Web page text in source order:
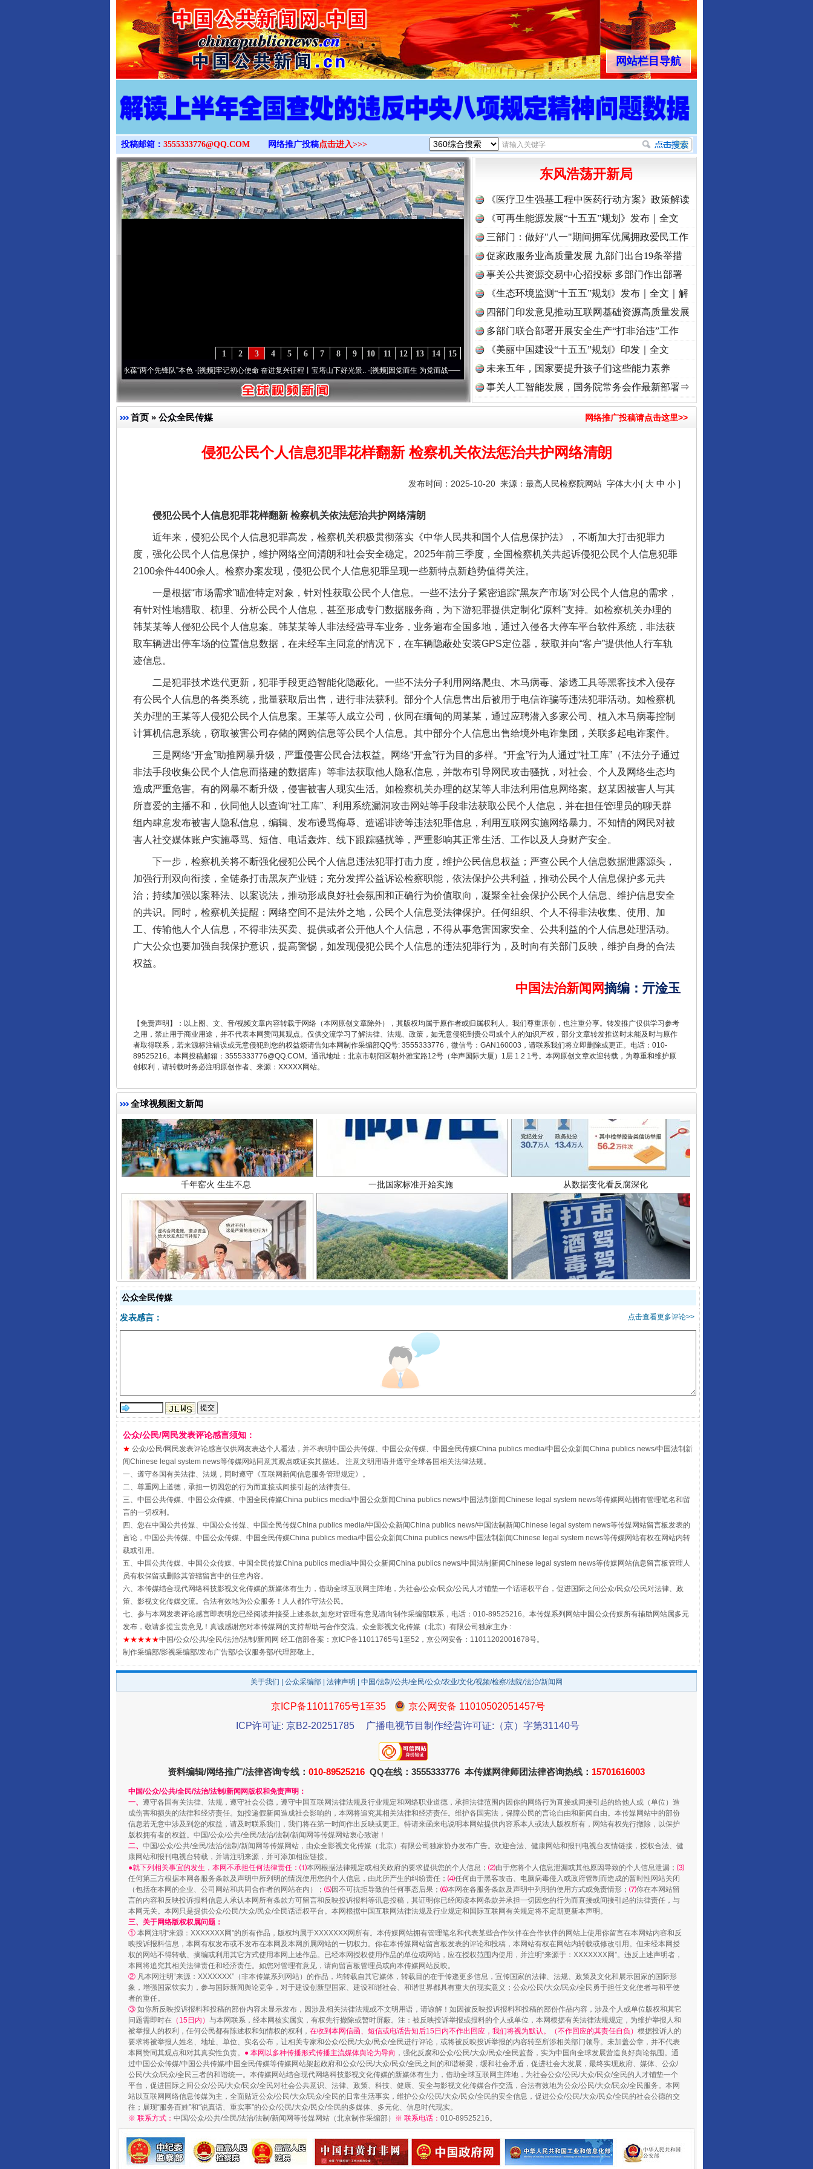
>
网站栏目导航
投稿邮箱： 3555333776@QQ.COM 网络推广投稿点击进入>>>
15
14
13
12
11
10
9
8
7
6
5
4
3
2
1
永葆“两个先锋队”本色·[视频]牢记初心使命 奋进复兴征程丨宝塔山下好光景..·[视频]因党而生 为党而战——百年“纪”事⑧加强纪律..·[视频] 牢记初心使命 奋进复兴征程丨“转折之城”激荡..
东风浩荡开新局
《医疗卫生强基工程中医药行动方案》政策解读
《可再生能源发展“十五五”规划》发布｜全文
三部门：做好"八一"期间拥军优属拥政爱民工作
促家政服务业高质量发展 九部门出台19条举措
事关公共资源交易中心招投标 多部门作出部署
《生态环境监测“十五五”规划》发布｜全文｜解
读
四部门印发意见推动互联网基础资源高质量发展
多部门联合部署开展安全生产“打非治违”工作
《美丽中国建设“十五五”规划》印发｜全文
未来五年，国家要提升孩子们这些能力素养
事关人工智能发展，国务院常务会作最新部署⇒
首页 » 公众全民传媒 网络推广投稿请点击这里>>
侵犯公民个人信息犯罪花样翻新 检察机关依法惩治共护网络清朗
发布时间：2025-10-20 来源： 最高人民检察院网站 字体大小[ 大 中 小 ]
侵犯公民个人信息犯罪花样翻新 检察机关依法惩治共护网络清朗
近年来，侵犯公民个人信息犯罪高发，检察机关积极贯彻落实《中华人民共和国个人信息保护法》，不断加大打击犯罪力
度，强化公民个人信息保护，维护网络空间清朗和社会安全稳定。2025年前三季度，全国检察机关共起诉侵犯公民个人信息犯罪
2100余件4400余人。检察办案发现，侵犯公民个人信息犯罪呈现一些新特点新趋势值得关注。
一是根据“市场需求”瞄准特定对象，针对性获取公民个人信息。一些不法分子紧密追踪“黑灰产市场”对公民个人信息的需求，
有针对性地猎取、梳理、分析公民个人信息，甚至形成专门数据服务商，为下游犯罪提供定制化“原料”支持。如检察机关办理的
韩某某等人侵犯公民个人信息案。韩某某等人非法经营寻车业务，业务遍布全国多地，通过入侵各大停车平台软件系统，非法获
取车辆进出停车场的位置信息数据，在未经车主同意的情况下，在车辆隐蔽处安装GPS定位器，获取并向“客户”提供他人行车轨
迹信息。
二是犯罪技术迭代更新，犯罪手段更趋智能化隐蔽化。一些不法分子利用网络爬虫、木马病毒、渗透工具等黑客技术入侵存
有公民个人信息的各类系统，批量获取后出售，进行非法获利。部分个人信息售出后被用于电信诈骗等违法犯罪活动。如检察机
关办理的王某等人侵犯公民个人信息案。王某等人成立公司，伙同在缅甸的周某某，通过应聘潜入多家公司、植入木马病毒控制
计算机信息系统，窃取被害公司存储的网购信息等公民个人信息。其中部分个人信息出售给境外电诈集团，关联多起电诈案件。
三是网络“开盒”助推网暴升级，严重侵害公民合法权益。网络“开盒”行为目的多样。“开盒”行为人通过“社工库”（不法分子通过
非法手段收集公民个人信息而搭建的数据库）等非法获取他人隐私信息，并散布引导网民攻击骚扰，对社会、个人及网络生态均
造成严重危害。有的网暴不断升级，侵害被害人现实生活。如检察机关办理的赵某等人非法利用信息网络案。赵某因被害人与其
所喜爱的主播不和，伙同他人以查询“社工库”、利用系统漏洞攻击网站等手段非法获取公民个人信息，并在担任管理员的聊天群
组内肆意发布被害人隐私信息，编辑、发布谩骂侮辱、造谣诽谤等违法犯罪信息，利用互联网实施网络暴力。不知情的网民对被
害人社交媒体账户实施辱骂、短信、电话轰炸、线下跟踪骚扰等，严重影响其正常生活、工作以及人身财产安全。
下一步，检察机关将不断强化侵犯公民个人信息违法犯罪打击力度，维护公民信息权益；严查公民个人信息数据泄露源头，
加强行刑双向衔接，全链条打击黑灰产业链；充分发挥公益诉讼检察职能，依法保护公共利益，推动公民个人信息保护多元共
治；持续加强以案释法、以案说法，推动形成良好社会氛围和正确行为价值取向，凝聚全社会保护公民个人信息、维护信息安全
的共识。同时，检察机关提醒：网络空间不是法外之地，公民个人信息受法律保护。任何组织、个人不得非法收集、使用、加
工、传输他人个人信息，不得非法买卖、提供或者公开他人个人信息，不得从事危害国家安全、公共利益的个人信息处理活动。
广大公众也要加强自我保护意识，提高警惕，如发现侵犯公民个人信息的违法犯罪行为，及时向有关部门反映，维护自身的合法
权益。
中国法治新闻网摘编 ： 亓淦玉
【免责声明】：以上图、文、音/视频文章内容转载于网络（本网原创文章除外），其版权均属于原作者或归属权利人。我们尊重原创，也注重分享。转发推广仅供学习参考
之用，禁止用于商业用途，并不代表本网赞同其观点。仅供交流学习了解法律、法规、政策，如无意侵犯到贵公司或个人的知识产权，部分文章转发推送时未能及时与原作
者取得联系，若来源标注错误或无意侵犯到您的权益烦请告知本网制作采编部QQ号: 3555333776，微信号：GAN160003，请联系我们将立即删除或更正。电话：010-
89525216。本网投稿邮箱：3555333776@QQ.COM。通讯地址：北京市朝阳区朝外雅宝路12号（华声国际大厦）1层 1 2 1号。本网原创文章欢迎转载，为尊重和维护原
创权利，请转载时务必注明原创作者、来源：XXXXX网站。
全球视频图文新闻
完善运行机制助力责任有效落实 一纸欠条伤亲情 巡回调解促和解.. 行业协会接连发公告
东山县通报“牛蛙产品抗生素超标问题”
千年窑火 生生不息 一批国家标准开始实施 从数据变化看反腐深化
揭开“小金库”的免责幌子 以产业富民促振兴 酒驾未被当场查获能处罚吗
受贿1.44亿！段成刚被判无期 从幼儿园到大学，有这些资助 “后车司机肯定在骂我”
全民健身五年计划来了！等你上场
阿坝州三大球赛在茂县开幕
国家大学科技园优化重塑工作
扯下公款旅游的“隐身衣” 如何以同查同治破解风腐交织难题 养老服务师职业资格制度暂行规定
公众全民传媒
点击查看更多评论>>
发表感言：
公众/公民/网民发表评论感言须知：
★ 公众/公民/网民发表评论感言仅供网友表达个人看法，并不表明中国公共传媒、中国公众传媒、中国全民传媒China publics media/中国公众新闻China publics news/中国法制新
闻Chinese legal system news等传媒网站同意其观点或证实其描述。 注意文明用语并遵守全球各国相关法律法规。
一、遵守各国有关法律、法规，同时遵守《互联网新闻信息服务管理规定》。
二、尊重网上道德，承担一切因您的行为而直接或间接引起的法律责任。
三、中国公共传媒、中国公众传媒、中国全民传媒China publics media/中国公众新闻China publics news/中国法制新闻Chinese legal system news等传媒网站拥有管理笔名和留
言的一切权利。
四、您在中国公共传媒、中国公众传媒、中国全民传媒China publics media/中国公众新闻China publics news/中国法制新闻Chinese legal system news等传媒网站留言板发表的
言论，中国公共传媒、中国公众传媒、中国全民传媒China publics media/中国公众新闻China publics news/中国法制新闻Chinese legal system news等传媒网站有权在网站内转
载或引用。
五、中国公共传媒、中国公众传媒、中国全民传媒China publics media/中国公众新闻China publics news/中国法制新闻Chinese legal system news等传媒网站信息留言板管理人
员有权保留或删除其管辖留言中的任意内容。
六、本传媒结合现代网络科技影视文化传媒的新媒体有生力，借助全球互联网主阵地，为社会/公众/民众/公民人才铺垫一个话语权平台，促进国际之间公众/民众/公民对法律、政
策、影视文化传媒交流。合法有效地为公众服务！人人都作守法公民。
七、参与本网发表评论感言即表明您已经阅读并接受上述条款,如您对管理有意见请向制作采编部联系，电话：010-89525216。本传媒系列网站中国公众传媒所有辅助网站属多元
发布，敬请多提宝贵意见！真诚感谢您对本传媒网的支持帮助与合作交流。众全影视文化传媒（北京）有限公司独家主办 :
★★★★★中国/公众/公共/全民/法治/法制/新闻网 经工信部备案：京ICP备11011765号1至52，京公网安备：11011202001678号。
制作采编部/影视采编部/发布广告部/会议服务部/代理部敬上。
关于我们 公众采编部 法律声明 | 中国/法制/公共/全民/公众/农业/文化/视频/检察/法院/法治/新闻网
京ICP备11011765号1至35
京公网安备 11010502051457号
ICP许可证: 京B2-20251785
广播电视节目制作经营许可证:（京）字第31140号
资料编辑/网络推广/法律咨询专线： 010-89525216 QQ在线：3555333776 本传媒网律师团法律咨询热线： 15701616003
中国/公众/公共/全民/法治/法制/新闻网版权和免责声明：
一、 遵守各国有关法律、法规，遵守社会公德，遵守中国互联网法律法规及行业规定和网络职业道德，承担法律范围内因你的网络行为直接或间接引起的给他人或（单位）造
成伤害和损失的法律和经济责任。如投递假新闻造成社会影响的，本网将追究其相关法律和经济责任。维护各国宪法，保障公民的言论自由和新闻自由。本传媒网站中的部份
信息若无意中涉及到您的权益，请及时联系我们，我们将在第一时间作出反映或更正。特请来函来电说明本网站提供内容系本人或法人版权所有，网站有权先行撤除，以保护
版权拥有者的权益。中国/公众/公共/全民/法治/法制/新闻网等传媒网站衷心致谢！
二、 中国/公众/公共/全民/法治/法制/新闻网等传媒网站，由众全影视文化传媒（北京）有限公司独家协办发布广告。欢迎合法、健康网站和报刊电视台友情链接，授权合法、健
康网站和报刊电视台转载，并请注明来源，并可添加相应链接。
●就下列相关事宜的发生，本网不承担任何法律责任：⑴本网根据法律规定或相关政府的要求提供您的个人信息； ⑵由于您将个人信息泄漏或其他原因导致的个人信息泄漏； ⑶
任何第三方根据本网各服务条款及声明中所列明的情况使用您的个人信息，由此所产生的纠纷责任； ⑷任何由于黑客攻击、电脑病毒侵入或政府管制而造成的暂时性网站关闭
（包括在本网的企业、公司网站和共同合作者的网站在内）； ⑸因不可抗拒导致的任何事态后果； ⑹本网在各服务条款及声明中列明的使用方式或免责情形； ⑺你在本网站留
言的内容和反映投诉报料信息人承认本网所有条款方可留言和反映投诉报料等讯息投稿，其证明你已经阅读本网条款并承担一切因您的行为而直接或间接引起的法律责任，与
本网无关。本网只是提供公众/公民/大众/民众/全民话语权平台。本网根据中国互联网法律法规及行业规定和国际互联网有关规定将不定期更新本声明。
三、关于网络版权权属问题：
① 本网注明“来源：XXXXXXX网”的所有作品，版权均属于XXXXXXX网所有。本传媒网站拥有管理笔名和代表某些合作伙伴在合作伙伴的网站上使用你留言在本网站内容和反
映投诉报料信息，本网有权发布或不发布在本网及本网所属网站的一切权力。你在本传媒网站留言板发表的评论和投稿，本网站有权在网站内转载或修改引用。但未经本网授
权的网站不得转载、摘编或利用其它方式使用本网上述作品。已经本网授权使用作品的单位或网站，应在授权范围内使用，并注明“来源于：XXXXXXX网”。违反上述声明者，
本网将追究其相关法律责任和经济责任。如您对管理有意见，请向留言板管理员或向本传媒网站反映。
② 凡本网注明“来源：XXXXXXX”（非本传媒系列网站）的作品，均转载自其它媒体，转载目的在于传递更多信息，宣传国家的法律、法规、政策及文化和展示国家的国际形
象，增强国家软实力，参与国际新闻舆论竞争，对于建设创新型国家、建设和谐社会、和谐世界都具有重大的现实意义；公众/公民/大众/民众/全民勇于担任文化使者与和平使
者的重任。
③ 如你所反映投诉报料和投稿的部份内容未显示发布，因涉及相关法律法规或不文明用语，请谅解！如因被反映投诉报料和投稿的部份作品内容，涉及个人或单位版权和其它
问题需即时在 （15日内） 与本网联系，经本网核实属实，有权先行撤除或暂时屏蔽。注：被反映投诉举报或报料的个人或单位，本网根据有关法律法规规定，为维护举报人和
被举报人的权利，任何公民都有陈述权和知情权的权利， 在收到本网信函、短信或电话告知后15日内不作出回应，我们将视为默认。（不作回应的其责任自负） 根据投诉人的
要求将被举报人姓名、地址、单位、实名公布，让相关专家和公众/公民/大众/民众/全民进行评论，或将被反映投诉举报的内容转至所涉相关部门领导。未加盖公章，并不代表
本网赞同其观点和对其真实性负责。 ● 本网以多种传播形式传播主流媒体舆论为导向 ，强化反腐和公众/公民/大众/民众/全民监督，实为中国向全球发展营造良好舆论氛围。通
过中国公众传媒/中国公共传媒/中国全民传媒等传媒网站架起政府和公众/公民/大众/民众/全民之间的和谐桥梁，缓和社会矛盾，促进社会大发展，最终实现政府、媒体、公众/
公民/大众/民众/全民三者的和谐统一。本传媒网站结合现代网络科技影视文化传媒的新媒体有生力，借助全球互联网主阵地，为社会公众/公民/大众/民众/全民的人才铺垫一个
平台，促进国际之间公众/公民/大众/民众/全民对社会公共意识、法律、政策、科技、健康、安全与影视文化传媒合作交流，合法有效地为公众/公民/大众/民众/全民服务。本网
站以互联网网络信息传媒为主，全面贴近公众/公民/大众/民众/全民的日常生活事实，维护公众/公民/大众/民众/全民的安全信息，促进公众/公民/大众/民众/全民的社会公德的交
往；展现“服务百姓”和“说真话、重实事”的公众/公民/大众/民众/全民的多媒体、多元化、信息时代现实。
※ 联系方式： 中国/公众/公共/全民/法治/法制/新闻网等传媒网站（北京制作采编部） ※ 联系电话： 010-89525216。